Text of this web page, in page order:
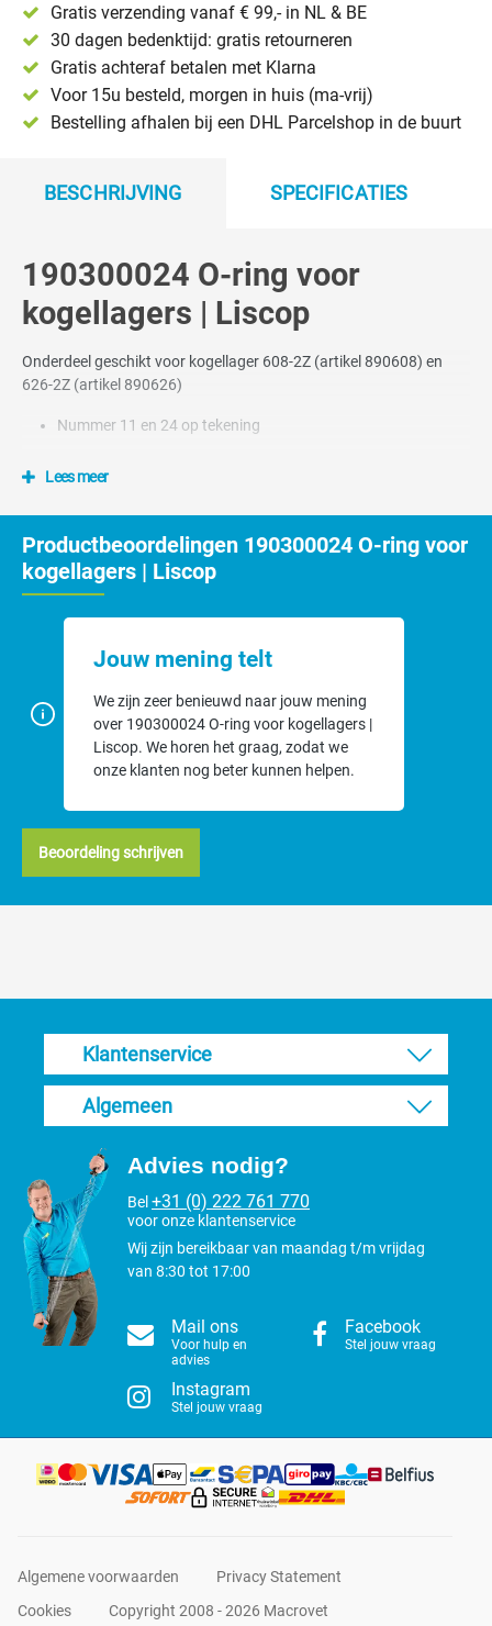
Gratis verzending vanaf € 99,- in NL & BE
30 dagen bedenktijd: gratis retourneren
Gratis achteraf betalen met Klarna
Voor 15u besteld, morgen in huis (ma-vrij)
Bestelling afhalen bij een DHL Parcelshop in de buurt
BESCHRIJVING SPECIFICATIES
190300024 O-ring voor
kogellagers | Liscop
Onderdeel geschikt voor kogellager 608-2Z (artikel 890608) en
626-2Z (artikel 890626)
Nummer 11 en 24 op tekening
Lees meer
Productbeoordelingen 190300024 O-ring voor
kogellagers | Liscop
Jouw mening telt
We zijn zeer benieuwd naar jouw mening
over 190300024 O-ring voor kogellagers |
Liscop. We horen het graag, zodat we
onze klanten nog beter kunnen helpen.
Beoordeling schrijven
Klantenservice
Algemeen
Advies nodig?
Bel +31 (0) 222 761 770
voor onze klantenservice
Wij zijn bereikbaar van maandag t/m vrijdag
van 8:30 tot 17:00
Mail ons
Voor hulp en
advies
Facebook
Stel jouw vraag
Instagram
Stel jouw vraag
Algemene voorwaarden
Privacy Statement
Cookies
Copyright 2008 - 2026 Macrovet